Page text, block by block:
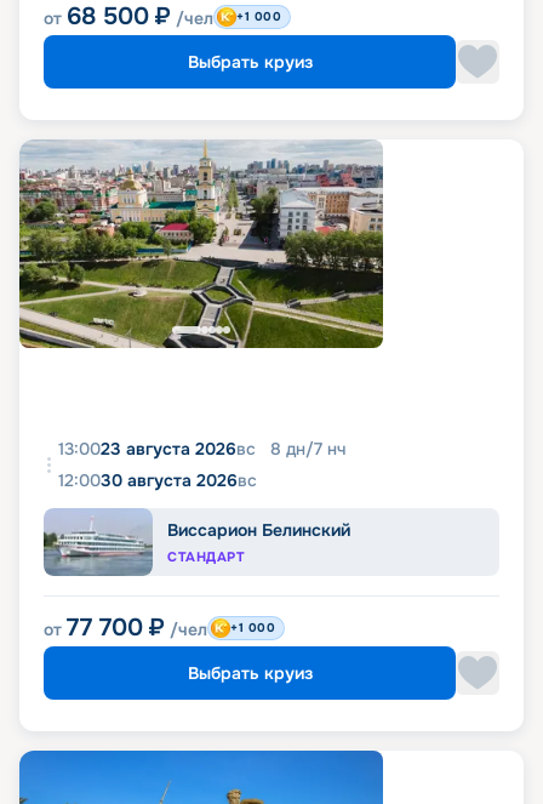
от 68 500 ₽ /чел +1 000
Выбрать круиз
13:0023 августа 2026вс 8 дн/7 нч
12:0030 августа 2026вс
Виссарион Белинский
СТАНДАРТ
от 77 700 ₽ /чел +1 000
Выбрать круиз